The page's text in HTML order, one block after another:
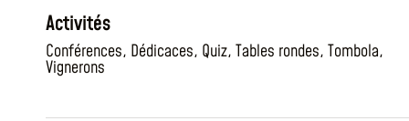
Activités
Conférences, Dédicaces, Quiz, Tables rondes, Tombola,
Vignerons